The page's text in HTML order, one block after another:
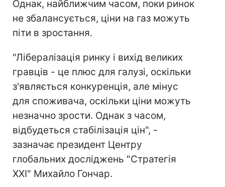
Однак, найближчим часом, поки ринок
не збалансується, ціни на газ можуть
піти в зростання.
"Лібералізація ринку і вихід великих
гравців - це плюс для галузі, оскільки
з'являється конкуренція, але мінус
для споживача, оскільки ціни можуть
незначно зрости. Однак з часом,
відбудеться стабілізація цін", -
зазначає президент Центру
глобальних досліджень "Стратегія
ХХІ" Михайло Гончар.